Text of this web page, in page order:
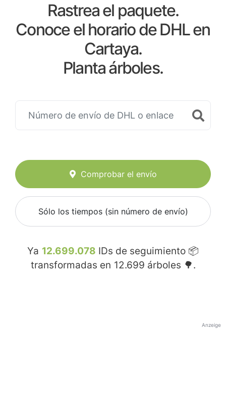
Rastrea el paquete.
Conoce el horario de DHL en
Cartaya.
Planta árboles.
Comprobar el envío
Sólo los tiempos (sin número de envío)
Ya 12.699.078 IDs de seguimiento 📦
transformadas en 12.699 árboles 🌳.
Anzeige